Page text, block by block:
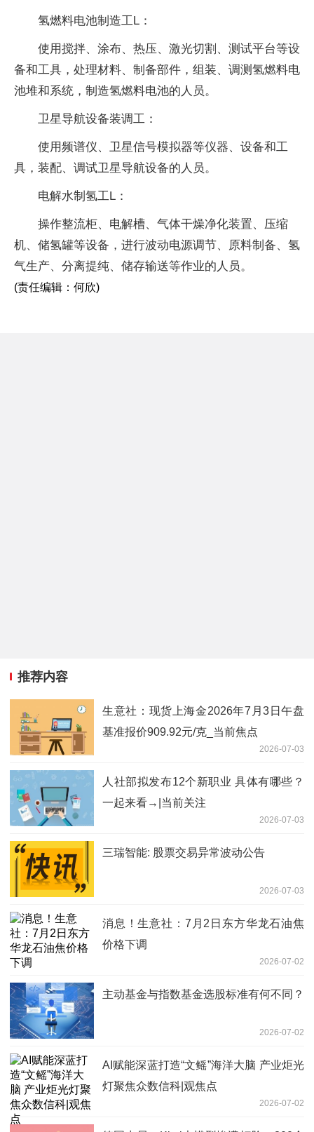
氢燃料电池制造工L：
使用搅拌、涂布、热压、激光切割、测试平台等设
备和工具，处理材料、制备部件，组装、调测氢燃料电
池堆和系统，制造氢燃料电池的人员。
卫星导航设备装调工：
使用频谱仪、卫星信号模拟器等仪器、设备和工
具，装配、调试卫星导航设备的人员。
电解水制氢工L：
操作整流柜、电解槽、气体干燥净化装置、压缩
机、储氢罐等设备，进行波动电源调节、原料制备、氢
气生产、分离提纯、储存输送等作业的人员。
(责任编辑：何欣)
推荐内容
生意社：现货上海金2026年7月3日午盘
基准报价909.92元/克_当前焦点
2026-07-03
人社部拟发布12个新职业 具体有哪些？
一起来看→|当前关注
2026-07-03
三瑞智能: 股票交易异常波动公告
2026-07-03
消息！生意社：7月2日东方华龙石油焦
价格下调
2026-07-02
主动基金与指数基金选股标准有何不同？
2026-07-02
AI赋能深蓝打造“文鳐”海洋大脑 产业炬光
灯聚焦众数信科|观焦点
2026-07-02